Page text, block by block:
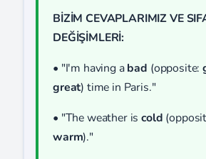
BİZİM CEVAPLARIMIZ VE
DEĞİŞİMLERİ:
• "I'm having abad (opposite:
great) time in Paris."
• "The weather iscold
warm)."